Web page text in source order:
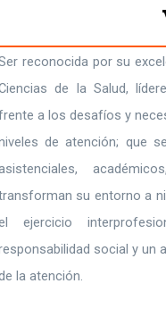
reconocida por su
de la Salud,
a los desafíos y
de atención; que
su entorno a
ejercicio
social y un
la atención.